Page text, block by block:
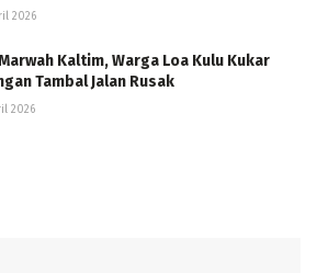
2026
Kaltim, Warga Loa Kulu Kukar
Tambal Jalan Rusak
2026